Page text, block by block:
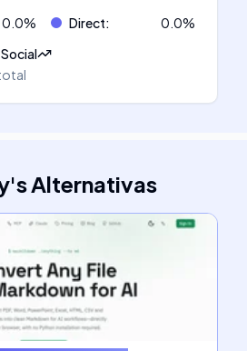
0.0% Direct: 0.0%
Social
'sAlternativas